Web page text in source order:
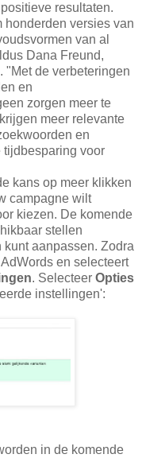
resultaten.
honderden versies van
van al
Dana Freund,
"Met de verbeteringen
en
zorgen meer te
meer relevante
en
tijdbesparing voor
kans op meer klikken
campagne wilt
kiezen. De komende
stellen
aanpassen. Zodra
en selecteert
. Selecteer Opties
instellingen':
in de komende